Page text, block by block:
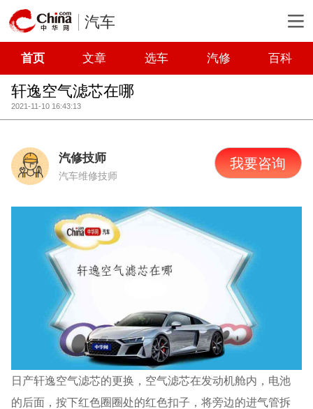
汽车
首页 文章 选车 汽修 百科
轩逸空气滤芯在哪
2021-11-10 16:43:13
汽修技师
汽车维修技师
我要咨询
日产轩逸空气滤芯的更换，空气滤芯在发动机舱内，电池
的后面，按下红色圈圈处的红色扣子，将旁边的进气管拆